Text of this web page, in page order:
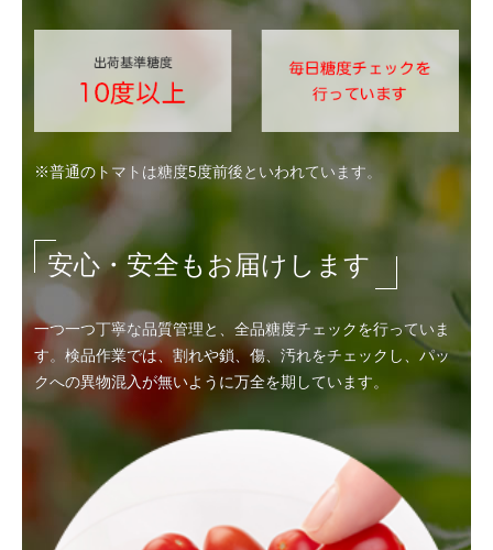
※普通のトマトは糖度5度前後といわれています。
安心・安全もお届けします
一つ一つ丁寧な品質管理と、全品糖度チェックを行っていま
す。検品作業では、割れや鎖、傷、汚れをチェックし、パッ
クへの異物混入が無いように万全を期しています。